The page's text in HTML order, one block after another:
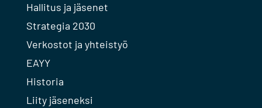
Hallitus ja jäsenet
Strategia 2030
Verkostot ja yhteistyö
EAYY
Historia
Liity jäseneksi